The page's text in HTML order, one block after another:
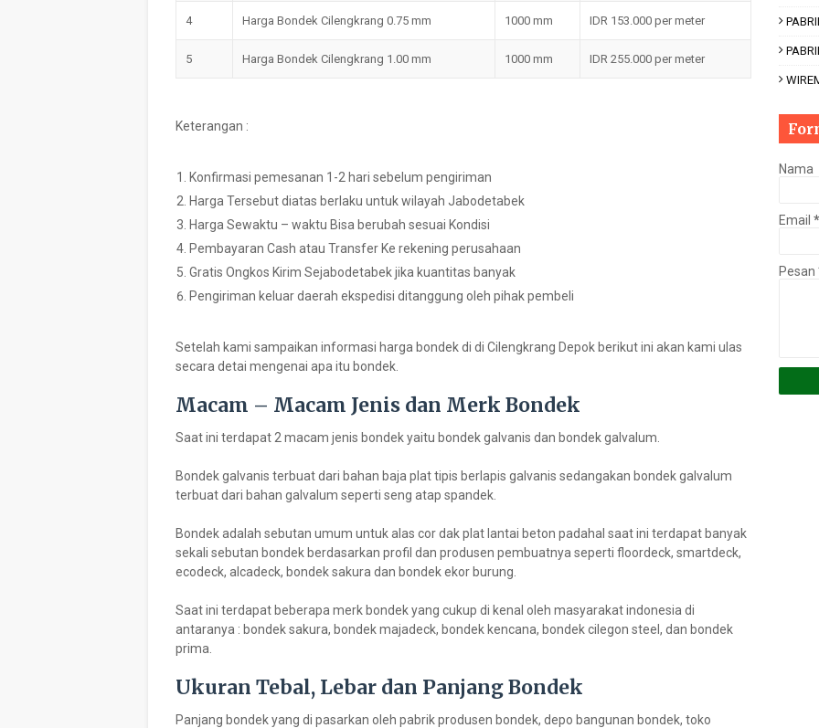
4 Harga Bondek Cilengkrang 0.75 mm 1000 mm IDR 153.000 per meter
5 Harga Bondek Cilengkrang 1.00 mm 1000 mm IDR 255.000 per meter
Keterangan :
Konfirmasi pemesanan 1-2 hari sebelum pengiriman
Harga Tersebut diatas berlaku untuk wilayah Jabodetabek
Harga Sewaktu – waktu Bisa berubah sesuai Kondisi
Pembayaran Cash atau Transfer Ke rekening perusahaan
Gratis Ongkos Kirim Sejabodetabek jika kuantitas banyak
Pengiriman keluar daerah ekspedisi ditanggung oleh pihak pembeli
Setelah kami sampaikan informasi harga bondek di di Cilengkrang Depok berikut ini akan kami ulas
secara detai mengenai apa itu bondek.
Macam – Macam Jenis dan Merk Bondek
Saat ini terdapat 2 macam jenis bondek yaitu bondek galvanis dan bondek galvalum.
Bondek galvanis terbuat dari bahan baja plat tipis berlapis galvanis sedangakan bondek galvalum
terbuat dari bahan galvalum seperti seng atap spandek.
Bondek adalah sebutan umum untuk alas cor dak plat lantai beton padahal saat ini terdapat banyak
sekali sebutan bondek berdasarkan profil dan produsen pembuatnya seperti floordeck, smartdeck,
ecodeck, alcadeck, bondek sakura dan bondek ekor burung.
Saat ini terdapat beberapa merk bondek yang cukup di kenal oleh masyarakat indonesia di
antaranya : bondek sakura, bondek majadeck, bondek kencana, bondek cilegon steel, dan bondek
prima.
Ukuran Tebal, Lebar dan Panjang Bondek
Panjang bondek yang di pasarkan oleh pabrik produsen bondek, depo bangunan bondek, toko
Nama
Email *
Pesan